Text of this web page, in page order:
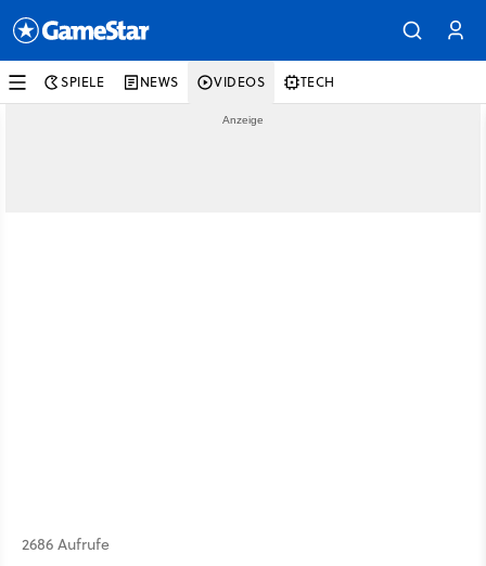
SPIELE NEWS VIDEOS TECH
2686 Aufrufe